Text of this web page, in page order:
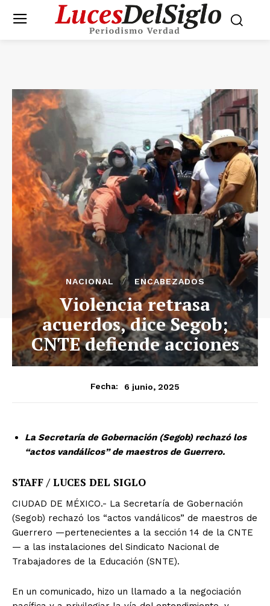
NACIONAL ENCABEZADOS
Violencia retrasa
acuerdos, dice Segob;
CNTE defiende acciones
Fecha: 6 junio, 2025
La Secretaría de Gobernación (Segob) rechazó los
“actos vandálicos” de maestros de Guerrero.
STAFF / LUCES DEL SIGLO
CIUDAD DE MÉXICO.- La Secretaría de Gobernación
(Segob) rechazó los “actos vandálicos” de maestros de
Guerrero —pertenecientes a la sección 14 de la CNTE
— a las instalaciones del Sindicato Nacional de
Trabajadores de la Educación (SNTE).
En un comunicado, hizo un llamado a la negociación